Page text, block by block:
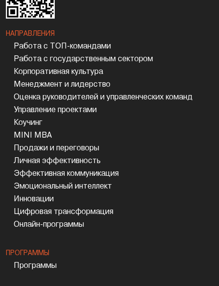
НАПРАВЛЕНИЯ
Работа с ТОП-командами
Работа с государственным сектором
Корпоративная культура
Менеджмент и лидерство
Оценка руководителей и управленческих команд
Управление проектами
Коучинг
MINI MBA
Продажи и переговоры
Личная эффективность
Эффективная коммуникация
Эмоциональный интеллект
Инновации
Цифровая трансформация
Онлайн-программы
ПРОГРАММЫ
Программы